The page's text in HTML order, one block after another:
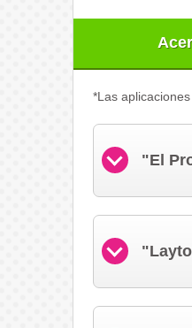
*Las
"El